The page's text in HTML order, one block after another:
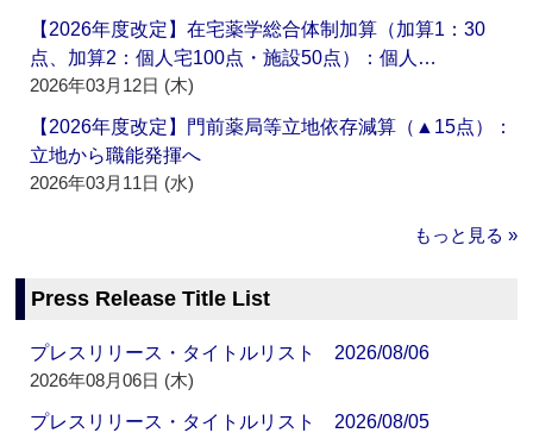
【2026年度改定】在宅薬学総合体制加算（加算1：30
点、加算2：個人宅100点・施設50点）：個人…
2026年03月12日 (木)
【2026年度改定】門前薬局等立地依存減算（▲15点）：
立地から職能発揮へ
2026年03月11日 (水)
もっと見る »
Press Release Title List
プレスリリース・タイトルリスト 2026/08/06
2026年08月06日 (木)
プレスリリース・タイトルリスト 2026/08/05